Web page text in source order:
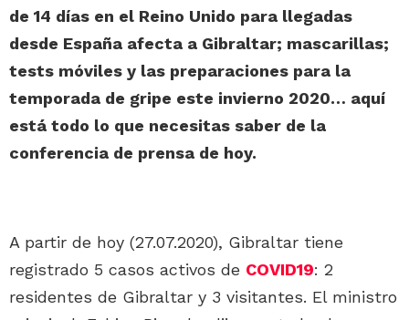
de 14 días en el Reino Unido para llegadas
desde España afecta a Gibraltar; mascarillas;
tests móviles y las preparaciones para la
temporada de gripe este invierno 2020… aquí
está todo lo que necesitas saber de la
conferencia de prensa de hoy.
A partir de hoy (27.07.2020), Gibraltar tiene
registrado 5 casos activos de COVID19: 2
residentes de Gibraltar y 3 visitantes. El ministro